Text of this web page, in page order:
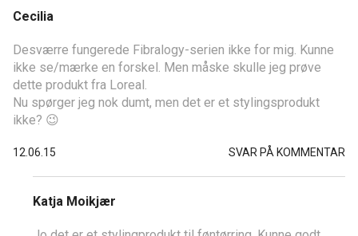
Cecilia
Desværre fungerede Fibralogy-serien ikke for mig. Kunne
ikke se/mærke en forskel. Men måske skulle jeg prøve
dette produkt fra Loreal.
Nu spørger jeg nok dumt, men det er et stylingsprodukt
ikke? 😉
12.06.15 SVAR PÅ KOMMENTAR
Katja Moikjær